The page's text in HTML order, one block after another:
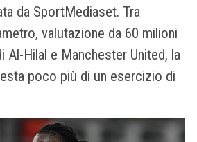
da SportMediaset. Tra
valutazione da 60 milioni
Al-Hilal e Manchester United, la
poco più di un esercizio di